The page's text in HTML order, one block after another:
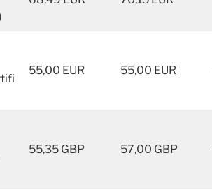
55,00 EUR 55,00 EUR
55,35 GBP 57,00 GBP